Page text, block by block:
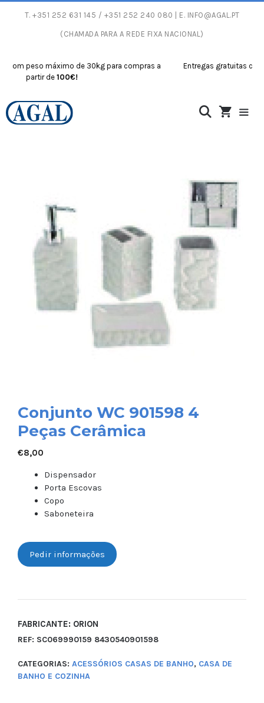
T. +351 252 631 145 / +351 252 240 080 | E. INFO@AGAL.PT
(CHAMADA PARA A REDE FIXA NACIONAL)
peso máximo de 30kg para compras a
partir de100€!
Entregas gratuitas com
Conjunto WC 901598 4
Peças Cerâmica
€8,00
Dispensador
Porta Escovas
Copo
Saboneteira
Pedir informações
FABRICANTE: ORION
REF: SC069990159 8430540901598
CATEGORIAS: ACESSÓRIOS CASAS DE BANHO, CASA DE
BANHO E COZINHA